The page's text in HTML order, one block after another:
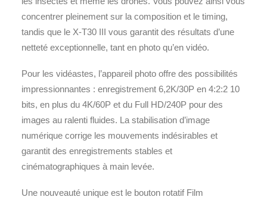
concentrer pleinement sur la composition et le timing,
tandis que le X-T30 III vous garantit des résultats d’une
netteté exceptionnelle, tant en photo qu’en vidéo.
Pour les vidéastes, l’appareil photo offre des possibilités
impressionnantes : enregistrement 6,2K/30P en 4:2:2 10
bits, en plus du 4K/60P et du Full HD/240P pour des
images au ralenti fluides. La stabilisation d’image
numérique corrige les mouvements indésirables et
garantit des enregistrements stables et
cinématographiques à main levée.
Une nouveauté unique est le bouton rotatif Film